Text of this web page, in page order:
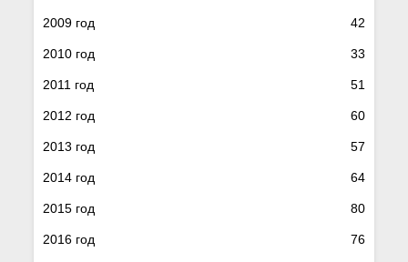
2009 год 42
2010 год 33
2011 год 51
2012 год 60
2013 год 57
2014 год 64
2015 год 80
2016 год 76